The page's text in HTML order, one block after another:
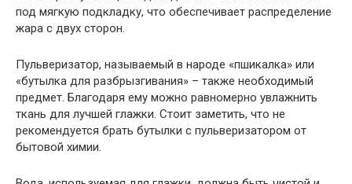
под мягкую подкладку, что обеспечивает распределение
жара с двух сторон.
Пульверизатор, называемый в народе «пшикалка» или
«бутылка для разбрызгивания» – также необходимый
предмет. Благодаря ему можно равномерно увлажнить
ткань для лучшей глажки. Стоит заметить, что не
рекомендуется брать бутылки с пульверизатором от
бытовой химии.